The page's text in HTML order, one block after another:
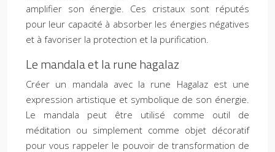
amplifier son énergie. Ces cristaux sont réputés
pour leur capacité à absorber les énergies négatives
et à favoriser la protection et la purification.
Le mandala et la rune hagalaz
Créer un mandala avec la rune Hagalaz est une
expression artistique et symbolique de son énergie.
Le mandala peut être utilisé comme outil de
méditation ou simplement comme objet décoratif
pour vous rappeler le pouvoir de transformation de